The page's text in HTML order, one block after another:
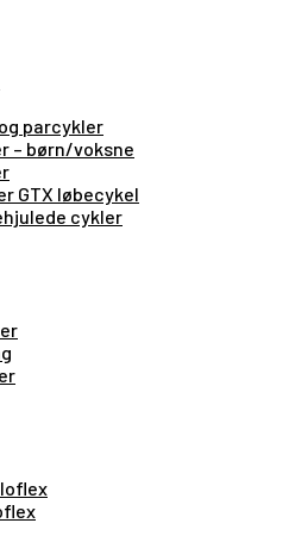
parcykler
– børn/voksne
GTX løbecykel
cykler